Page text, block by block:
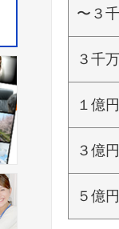
〜３
３千
１億
３億
５億